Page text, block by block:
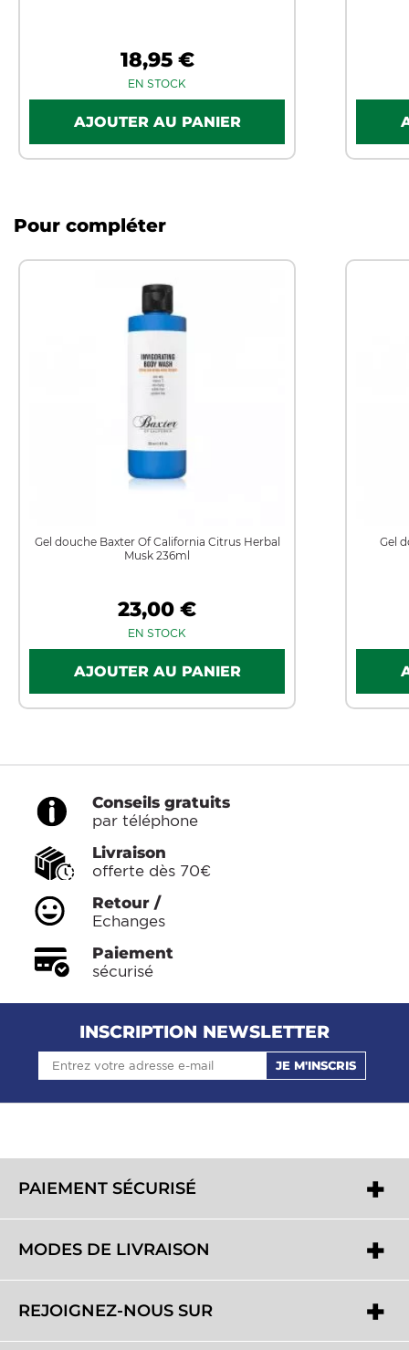
18,95 €
EN STOCK
Pour compléter
Gel douche Baxter Of California Citrus Herbal
Musk 236ml
23,00 €
EN STOCK
Gel
Conseils gratuits
par téléphone
Livraison
offerte dès 70€
Retour /
Echanges
Paiement
sécurisé
INSCRIPTION NEWSLETTER
JE M'INSCRIS
PAIEMENT SÉCURISÉ
MODES DE LIVRAISON
REJOIGNEZ-NOUS SUR